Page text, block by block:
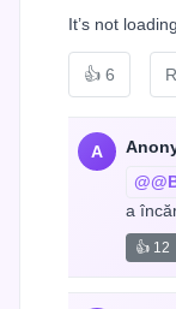
It’s not
👍 6
A
a
👍 12